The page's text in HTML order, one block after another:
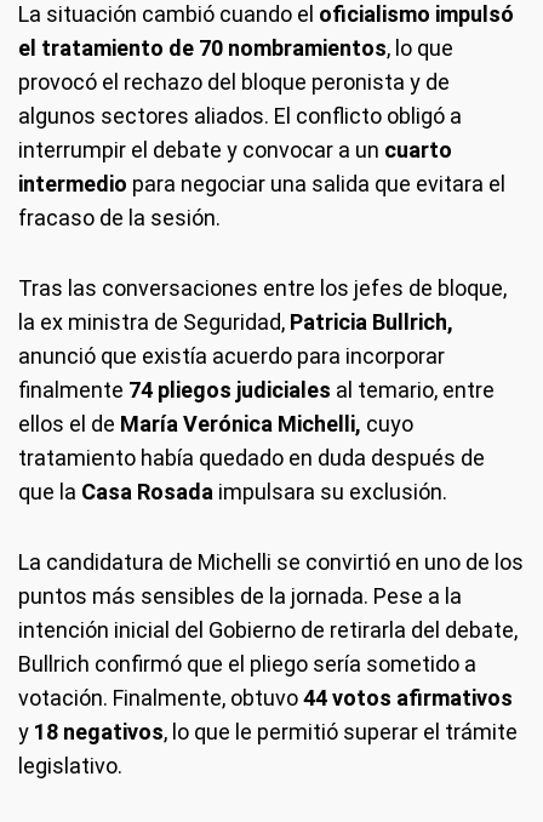
La situación cambió cuando el oficialismo impulsó
el tratamiento de 70 nombramientos, lo que
provocó el rechazo del bloque peronista y de
algunos sectores aliados. El conflicto obligó a
interrumpir el debate y convocar a un cuarto
intermedio para negociar una salida que evitara el
fracaso de la sesión.
Tras las conversaciones entre los jefes de bloque,
la ex ministra de Seguridad, Patricia Bullrich,
anunció que existía acuerdo para incorporar
finalmente 74 pliegos judiciales al temario, entre
ellos el de María Verónica Michelli, cuyo
tratamiento había quedado en duda después de
que la Casa Rosada impulsara su exclusión.
La candidatura de Michelli se convirtió en uno de los
puntos más sensibles de la jornada. Pese a la
intención inicial del Gobierno de retirarla del debate,
Bullrich confirmó que el pliego sería sometido a
votación. Finalmente, obtuvo44 votos afirmativos
y 18 negativos, lo que le permitió superar el trámite
legislativo.